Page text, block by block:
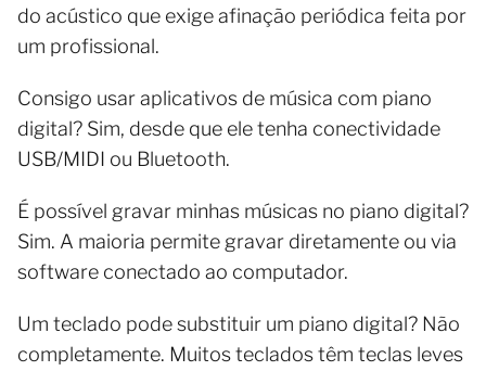
do acústico que exige afinação periódica feita por
um profissional.
Consigo usar aplicativos de música com piano
digital? Sim, desde que ele tenha conectividade
USB/MIDI ou Bluetooth.
É possível gravar minhas músicas no piano digital?
Sim. A maioria permite gravar diretamente ou via
software conectado ao computador.
Um teclado pode substituir um piano digital? Não
completamente. Muitos teclados têm teclas leves